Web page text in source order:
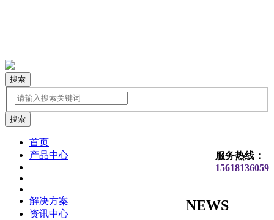
搜索
服务热线：
15618136059
首页
产品中心
解决方案
资讯中心
NEWS